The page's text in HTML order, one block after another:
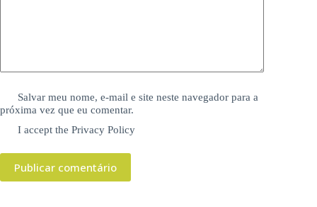
Salvar meu nome, e-mail e site neste navegador para a
próxima vez que eu comentar.
I accept thePrivacy Policy
Publicar comentário